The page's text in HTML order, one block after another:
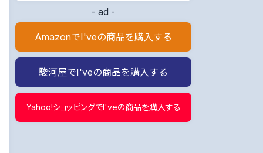
- ad -
AmazonでI'veの商品を購入する
駿河屋でI'veの商品を購入する
Yahoo!ショッピングでI'veの商品を購入する